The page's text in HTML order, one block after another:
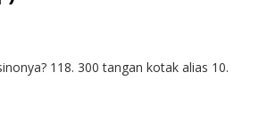
118. 300 tangan kotak alias 10.